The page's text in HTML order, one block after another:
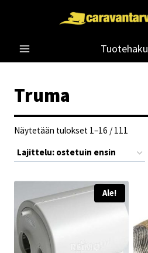
Tuotehaku
Truma
Näytetään tulokset 1–16 / 111
Ale!